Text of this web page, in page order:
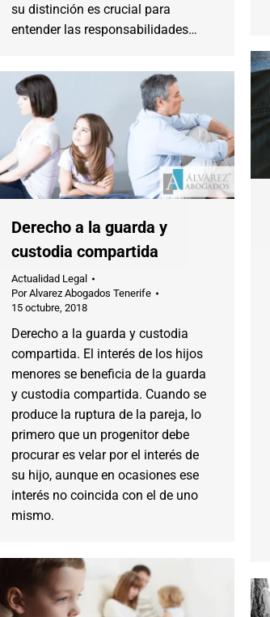
su distinción es crucial para
entender las responsabilidades…
Derecho a la guarda y
custodia compartida
Actualidad Legal
PorAlvarez Abogados Tenerife
15 octubre, 2018
Derecho a la guarda y custodia
compartida. El interés de los hijos
menores se beneficia de la guarda
y custodia compartida. Cuando se
produce la ruptura de la pareja, lo
primero que un progenitor debe
procurar es velar por el interés de
su hijo, aunque en ocasiones ese
interés no coincida con el de uno
mismo.